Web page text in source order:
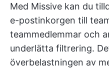
Med Missive kan du
e-postinkorgen till
teammedlemmar och
underlätta filtrering.
överbelastningen av